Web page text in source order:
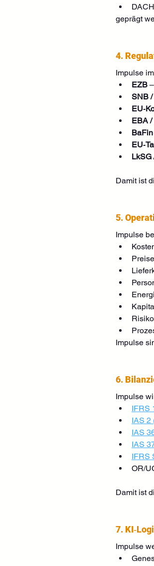
geprägt
4.
Impulse
EZB
SNB
EBA
LkSG
Damit ist
5.
Impulse
Preise
Impulse
6.
Impulse
IFRS
IAS 2
IAS
IAS
IFRS
OR/
Damit ist
7.
Impulse